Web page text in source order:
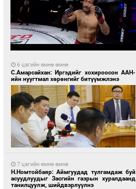
6 цагийн өмнө өмнө
С.Амарсайхан: Иргэдийг хохироосон ААН-
ийн нуугтмал хөрөнгийг битүүмжлэнэ
7 цагийн өмнө өмнө
Н.Номтойбаяр: Аймгуудад тулгамдаж буй
асуудлуудыг Засгийн газрын хуралдаанд
танилцуулж, шийдвэрлүүлнэ